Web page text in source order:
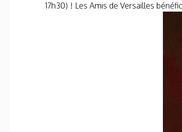
17h30) ! Les Amis de Versailles